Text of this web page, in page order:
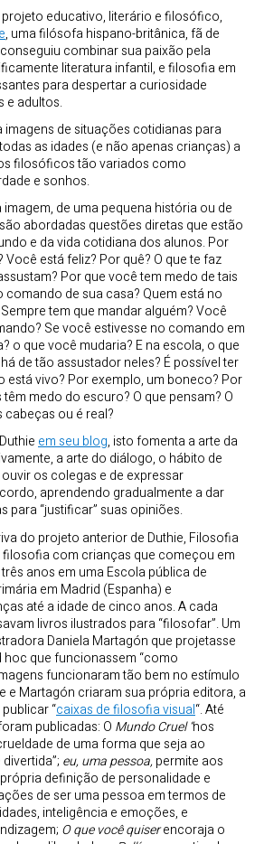
projeto educativo, literário e filosófico,
, uma filósofa hispano-britânica, fã de
combinar sua paixão pela
literatura infantil, e filosofia em
para despertar a curiosidade
e adultos.
imagens de situações cotidianas para
as idades (e não apenas crianças) a
filosóficos tão variados como
e sonhos.
imagem, de uma pequena história ou de
abordadas questões diretas que estão
e da vida cotidiana dos alunos. Por
está feliz? Por quê? O que te faz
Por que você tem medo de tais
comando de sua casa? Quem está no
tem que mandar alguém? Você
Se você estivesse no comando em
o que você mudaria? E na escola, o que
de tão assustador neles? É possível ter
está vivo? Por exemplo, um boneco? Por
medo do escuro? O que pensam? O
cabeças ou é real?
em seu blog, isto fomenta a arte da
a arte do diálogo, o hábito de
os colegas e de expressar
aprendendo gradualmente a dar
para “justificar” suas opiniões.
do projeto anterior de Duthie, Filosofia
filosofia com crianças que começou em
anos em uma Escola pública de
em Madrid (Espanha) e
até a idade de cinco anos. A cada
livros ilustrados para “filosofar”. Um
Daniela Martagón que projetasse
hoc que funcionassem “como
funcionaram tão bem no estímulo
e Martagón criaram sua própria editora, a
“caixas de filosofia visual“. Até
publicadas: O Mundo Cruel “nos
de uma forma que seja ao
eu, uma pessoa, permite aos
definição de personalidade e
de ser uma pessoa em termos de
inteligência e emoções, e
O que você quiserencoraja o